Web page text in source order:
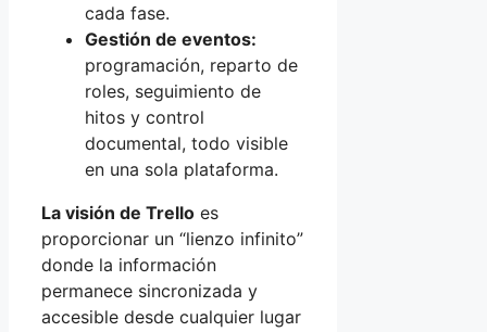
cada fase.
Gestión de eventos:
programación, reparto de
roles, seguimiento de
hitos y control
documental, todo visible
en una sola plataforma.
La visión de Trello es
proporcionar un “lienzo infinito”
donde la información
permanece sincronizada y
accesible desde cualquier lugar